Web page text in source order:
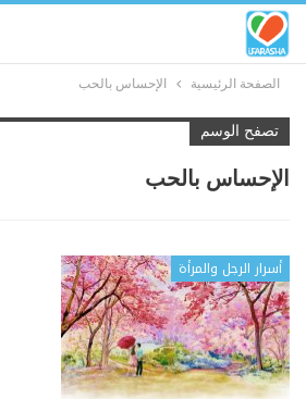
الصفحة الرئيسية الإحساس بالحب
تصفح الوسم
الإحساس بالحب
أسرار الرجل والمرأة